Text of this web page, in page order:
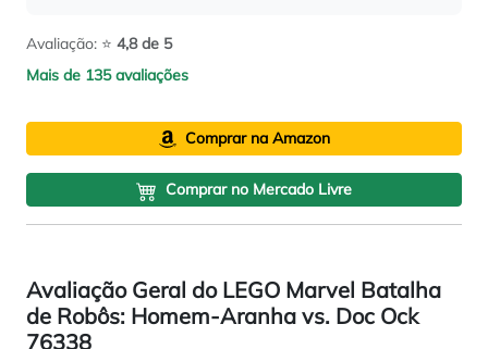
Avaliação: ⭐ 4,8 de 5
Mais de 135 avaliações
Comprar na Amazon
Comprar no Mercado Livre
Avaliação Geral do LEGO Marvel Batalha
de Robôs: Homem-Aranha vs. Doc Ock
76338